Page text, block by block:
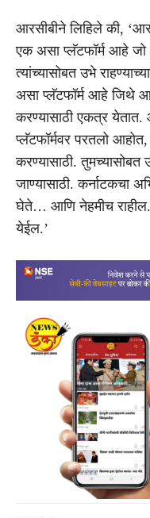
आरसीबीने लिहिले की,
एक असा प्लॅटफॉर्म आहे जो
त्यांच्यासोबत उभे
असा प्लॅटफॉर्म आहे जिथे
करण्यासाठी एकत्र
प्लॅटफॉर्मवर परतलो
करण्यासाठी. तुमच्यासोबत
जाण्यासाठी. कर्नाटकचा
घेते… आणि नेहमीच
येईल.’